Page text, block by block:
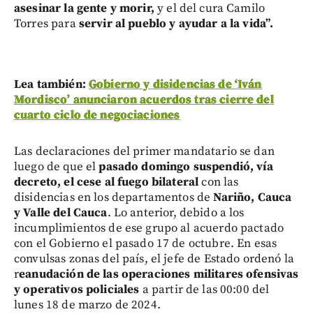
asesinar la gente y morir,y el del cura Camilo
Torres paraservir al pueblo y ayudar a la vida”.
Lea también: Gobierno y disidencias de ‘Iván
Mordisco’ anunciaron acuerdos tras cierre del
cuarto ciclo de negociaciones
Las declaraciones del primer mandatario se dan
luego de que elpasado domingo suspendió, vía
decreto, el cese al fuego bilateralcon las
disidencias en los departamentos de Nariño, Cauca
y Valle del Cauca. Lo anterior, debido a los
incumplimientos de ese grupo al acuerdo pactado
con el Gobierno el pasado 17 de octubre. En esas
convulsas zonas del país, el jefe de Estado ordenó la
reanudación de las operaciones militares ofensivas
y operativos policiales a partir de las 00:00 del
lunes 18 de marzo de 2024.